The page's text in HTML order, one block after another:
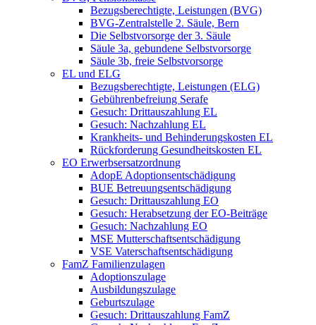
Bezugsberechtigte, Leistungen (BVG)
BVG-Zentralstelle 2. Säule, Bern
Die Selbstvorsorge der 3. Säule
Säule 3a, gebundene Selbstvorsorge
Säule 3b, freie Selbstvorsorge
EL und ELG
Bezugsberechtigte, Leistungen (ELG)
Gebührenbefreiung Serafe
Gesuch: Drittauszahlung EL
Gesuch: Nachzahlung EL
Krankheits- und Behinderungskosten EL
Rückforderung Gesundheitskosten EL
EO Erwerbsersatzordnung
AdopE Adoptionsentschädigung
BUE Betreuungsentschädigung
Gesuch: Drittauszahlung EO
Gesuch: Herabsetzung der EO-Beiträge
Gesuch: Nachzahlung EO
MSE Mutterschaftsentschädigung
VSE Vaterschaftsentschädigung
FamZ Familienzulagen
Adoptionszulage
Ausbildungszulage
Geburtszulage
Gesuch: Drittauszahlung FamZ